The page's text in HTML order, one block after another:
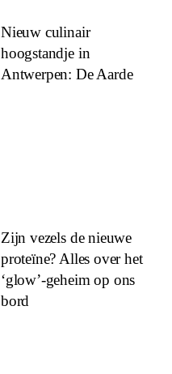
Nieuw culinair
hoogstandje in
Antwerpen: De Aarde
Zijn vezels de nieuwe
proteïne? Alles over het
‘glow’-geheim op ons
bord